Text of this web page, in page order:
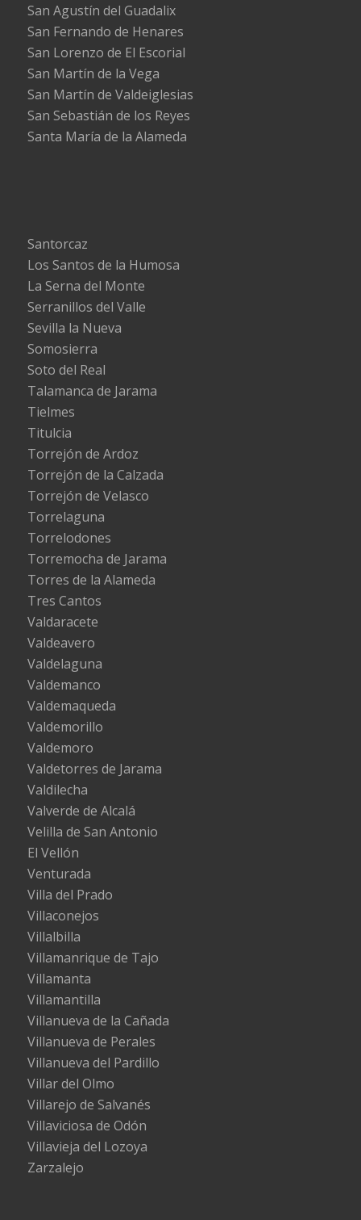
San Agustín del Guadalix
San Fernando de Henares
San Lorenzo de El Escorial
San Martín de la Vega
San Martín de Valdeiglesias
San Sebastián de los Reyes
Santa María de la Alameda
Santorcaz
Los Santos de la Humosa
La Serna del Monte
Serranillos del Valle
Sevilla la Nueva
Somosierra
Soto del Real
Talamanca de Jarama
Tielmes
Titulcia
Torrejón de Ardoz
Torrejón de la Calzada
Torrejón de Velasco
Torrelaguna
Torrelodones
Torremocha de Jarama
Torres de la Alameda
Tres Cantos
Valdaracete
Valdeavero
Valdelaguna
Valdemanco
Valdemaqueda
Valdemorillo
Valdemoro
Valdetorres de Jarama
Valdilecha
Valverde de Alcalá
Velilla de San Antonio
El Vellón
Venturada
Villa del Prado
Villaconejos
Villalbilla
Villamanrique de Tajo
Villamanta
Villamantilla
Villanueva de la Cañada
Villanueva de Perales
Villanueva del Pardillo
Villar del Olmo
Villarejo de Salvanés
Villaviciosa de Odón
Villavieja del Lozoya
Zarzalejo